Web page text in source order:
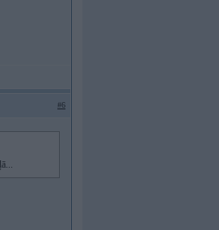
#6